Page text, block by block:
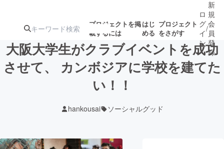
プロジェクトを掲
載するには
はじ
める
プロジェクト
をさがす
注目の新着プロ
募集終了が近いプ
ロ
グ
イ
ン
/
新
規
会
員
登
録
大阪大学生がクラブイベントを成功
させて、 カンボジアに学校を建てた
い！！
hankousai ソーシャルグッド